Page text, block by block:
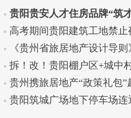
贵阳贵安人才住房品牌“筑
发布
高考期间贵阳建筑工地禁
《贵州省旅居地产设计导
拆！改！贵阳棚户区+城中
贵州携旅居地产“政策礼包”
贵阳筑城广场地下停车场